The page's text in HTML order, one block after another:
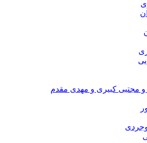
و مجتبی کبیری و مهدى مقدم